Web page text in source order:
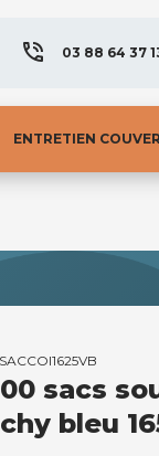
03 88 64 37
ENTRETIEN
SACCOI1625VB
sacs
bleu